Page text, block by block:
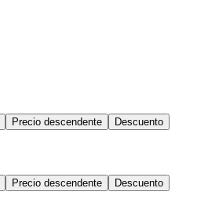
Precio descendente Descuento
Precio descendente Descuento